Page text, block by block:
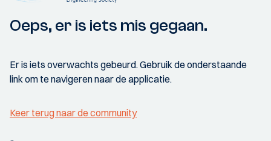
Oeps, er is iets mis gegaan.
Er is iets overwachts gebeurd. Gebruik de onderstaande
link om te navigeren naar de applicatie.
Keer terug naar de community